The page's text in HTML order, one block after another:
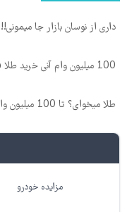
داری از نوسان بازار جا
100 میلیون وام آنی خرید طلا (بازپرداخت 12 ماهه)
طلا میخوای؟ تا 100 میلیون وام فوری خرید طلا‼️
مزایده خودرو